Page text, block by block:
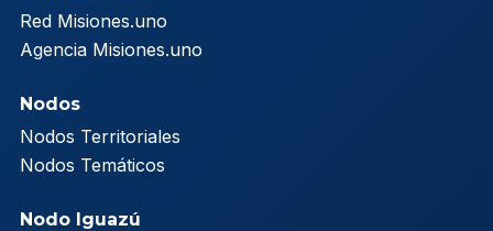
Red Misiones.uno
Agencia Misiones.uno
Nodos
Nodos Territoriales
Nodos Temáticos
Nodo Iguazú